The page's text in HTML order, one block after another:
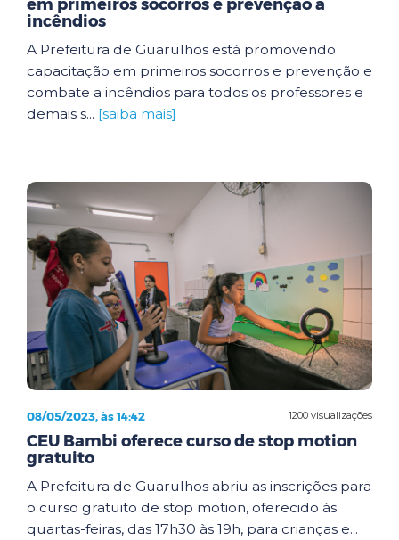
em primeiros socorros e prevenção a
incêndios
A Prefeitura de Guarulhos está promovendo
capacitação em primeiros socorros e prevenção e
combate a incêndios para todos os professores e
demais s... [saiba mais]
1200 visualizações
08/05/2023, às 14:42
CEU Bambi oferece curso de stop motion
gratuito
A Prefeitura de Guarulhos abriu as inscrições para
o curso gratuito de stop motion, oferecido às
quartas-feiras, das 17h30 às 19h, para crianças e...